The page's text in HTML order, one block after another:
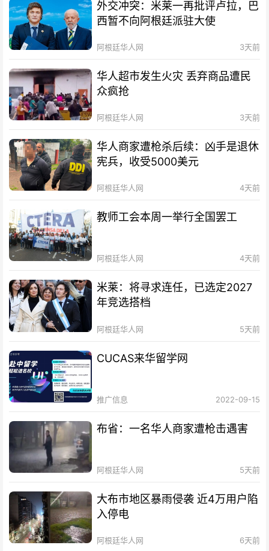
外交冲突：米莱一再批评卢拉，巴
西暂不向阿根廷派驻大使
阿根廷华人网 3天前
华人超市发生火灾 丢弃商品遭民
众疯抢
阿根廷华人网 3天前
华人商家遭枪杀后续：凶手是退休
宪兵，收受5000美元
阿根廷华人网 4天前
教师工会本周一举行全国罢工
阿根廷华人网 4天前
米莱：将寻求连任，已选定2027
年竞选搭档
阿根廷华人网 5天前
CUCAS来华留学网
推广信息 2022-09-15
布省：一名华人商家遭枪击遇害
阿根廷华人网 5天前
大布市地区暴雨侵袭 近4万用户陷
入停电
阿根廷华人网 6天前